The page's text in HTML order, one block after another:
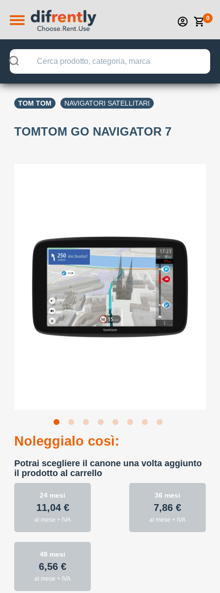
0
TOM TOM NAVIGATORI SATELLITARI
TOMTOM GO NAVIGATOR 7
Noleggialo così:
Potrai scegliere il canone una volta aggiunto
il prodotto al carrello
24 mesi
11,04 €
al mese + IVA
36 mesi
7,86 €
al mese + IVA
48 mesi
6,56 €
al mese + IVA